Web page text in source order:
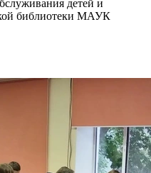
детей и
библиотеки МАУК